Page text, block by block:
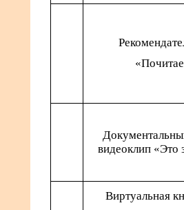
видеоклип «Это
Виртуальная